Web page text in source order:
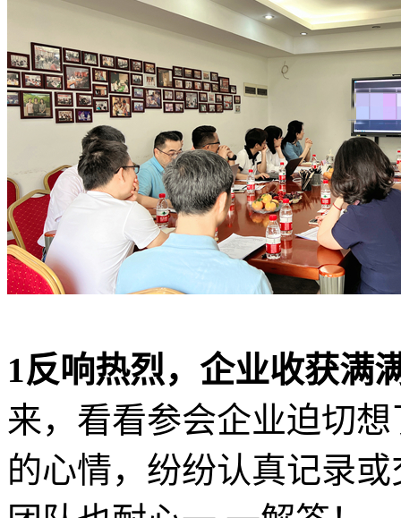
1反响热烈，企业收获满
来，看看参会企业迫切
的心情，纷纷认真记录